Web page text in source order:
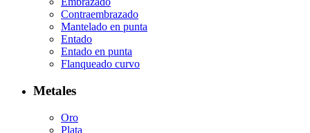
Contraembrazado
Mantelado en punta
Entado
Entado en punta
Flanqueado curvo
Metales
Oro
Plata